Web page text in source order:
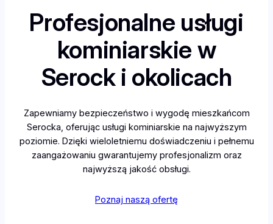
Profesjonalne usługi
kominiarskie w
Serock i okolicach
Zapewniamy bezpieczeństwo i wygodę mieszkańcom
Serocka, oferując usługi kominiarskie na najwyższym
poziomie. Dzięki wieloletniemu doświadczeniu i pełnemu
zaangażowaniu gwarantujemy profesjonalizm oraz
najwyższą jakość obsługi.
Poznaj naszą ofertę